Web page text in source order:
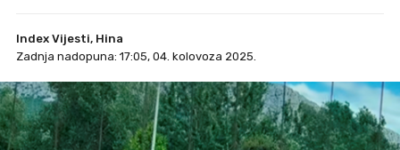
Index Vijesti, Hina
Zadnja nadopuna: 17:05, 04. kolovoza 2025.